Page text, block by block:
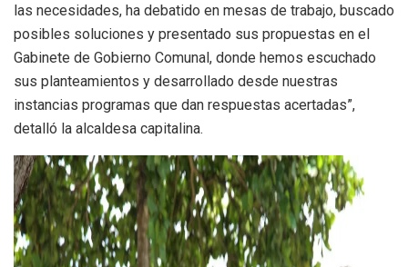
las necesidades, ha debatido en mesas de trabajo, buscado
posibles soluciones y presentado sus propuestas en el
Gabinete de Gobierno Comunal, donde hemos escuchado
sus planteamientos y desarrollado desde nuestras
instancias programas que dan respuestas acertadas”,
detalló la alcaldesa capitalina.